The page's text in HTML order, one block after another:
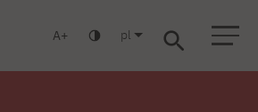
Studia podyplomowe Studia MBA
A pl